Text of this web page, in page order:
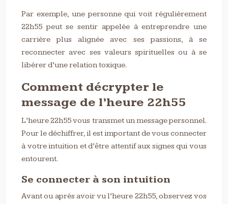
Par exemple, une personne qui voit régulièrement
22h55 peut se sentir appelée à entreprendre une
carrière plus alignée avec ses passions, à se
reconnecter avec ses valeurs spirituelles ou à se
libérer d’une relation toxique.
Comment décrypter le
message de l’heure 22h55
L’heure 22h55 vous transmet un message personnel.
Pour le déchiffrer, il est important de vous connecter
à votre intuition et d’être attentif aux signes qui vous
entourent.
Se connecter à son intuition
Avant ou après avoir vu l’heure 22h55, observez vos